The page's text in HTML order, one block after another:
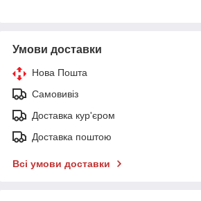
Умови доставки
Нова Пошта
Самовивіз
Доставка кур'єром
Доставка поштою
Всі умови доставки